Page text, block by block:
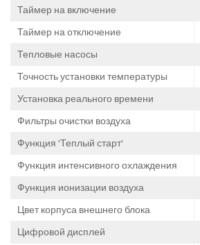
Таймер на включение
Таймер на отключение
Тепловые насосы
Точность установки температуры
Установка реального времени
Фильтры очистки воздуха
Функция 'Теплый старт'
Функция интенсивного охлаждения
Функция ионизации воздуха
Цвет корпуса внешнего блока
Цифровой дисплей